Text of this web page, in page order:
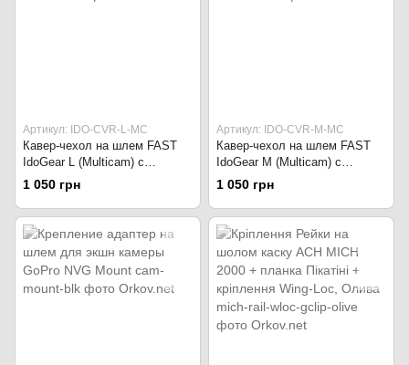
Артикул: IDO-CVR-L-MC
Кавер-чехол на шлем FAST
IdoGear L (Multicam) с
подсумком для АКБ
1 050 грн
Артикул: IDO-CVR-M-MC
Кавер-чехол на шлем FAST
IdoGear M (Multicam) с
подсумком для АКБ
1 050 грн